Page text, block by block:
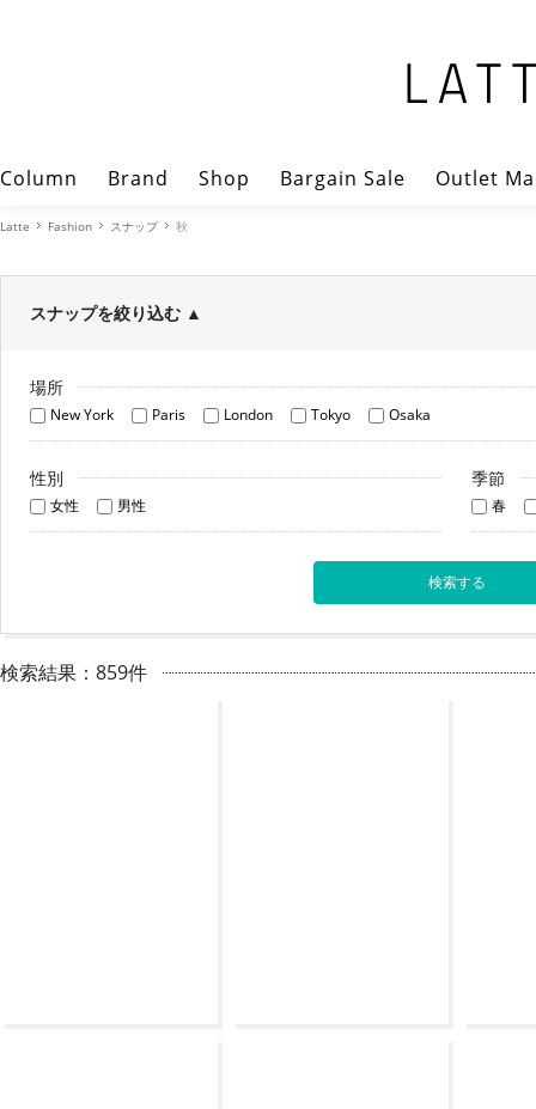
Column Brand Shop Bargain Sale Outlet
Latte Fashion スナップ 秋
スナップを絞り込む ▲
場所
New York Paris London Tokyo Osaka
性別
女性 男性
季節
春
検索結果：859件